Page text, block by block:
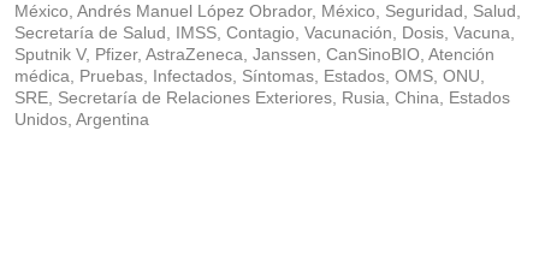
México, Andrés Manuel López Obrador, México, Seguridad, Salud,
Secretaría de Salud, IMSS, Contagio, Vacunación, Dosis, Vacuna,
Sputnik V, Pfizer, AstraZeneca, Janssen, CanSinoBIO, Atención
médica, Pruebas, Infectados, Síntomas, Estados, OMS, ONU,
SRE, Secretaría de Relaciones Exteriores, Rusia, China, Estados
Unidos, Argentina